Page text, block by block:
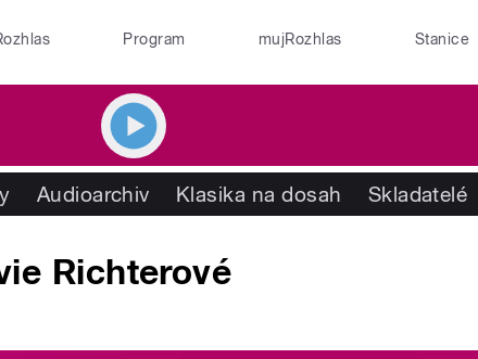
Program mujRozhlas Stanice
Audioarchiv Klasika na dosah Skladatelé
Richterové